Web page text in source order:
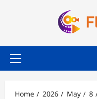
Primary
Home 2026 May 8